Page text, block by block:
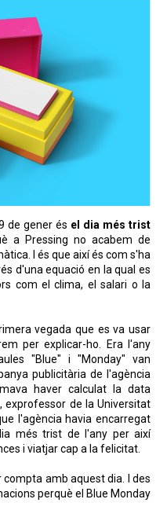
de gener és el dia més trist
a Pressing no acabem de
I és que així és com s'ha
d'una equació en la qual es
com el clima, el salari o la
vegada que es va usar
per explicar-ho. Era l'any
"Blue" i "Monday" van
publicitària de l'agència
haver calculat la data
de la Universitat
l'agència havia encarregat
més trist de l'any per així
i viatjar cap a la felicitat.
compta amb aquest dia. I des
perquè el Blue Monday